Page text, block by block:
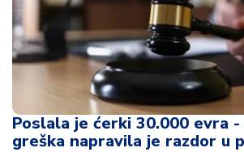
Poslala je ćerki 30.000 evra
greška napravila je razdor u